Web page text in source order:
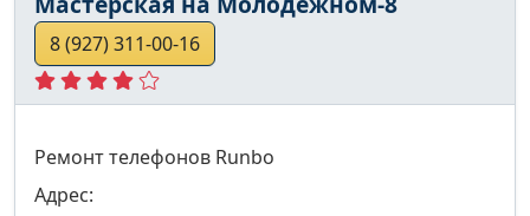
8 (927) 311-00-16
Ремонт телефонов Runbo
Адрес: